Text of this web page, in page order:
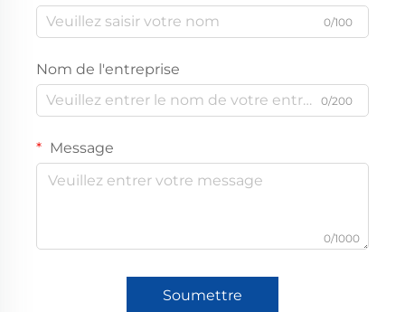
0/100
Nom de l'entreprise
0/200
Message
0/1000
Soumettre